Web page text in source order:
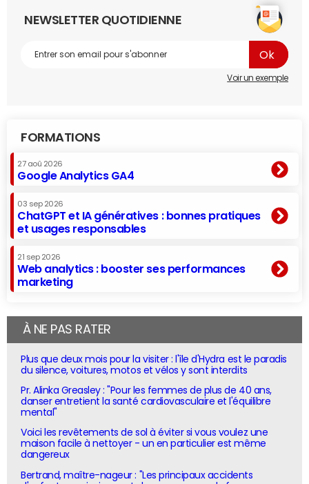
NEWSLETTER QUOTIDIENNE
Voir un exemple
FORMATIONS
27 aoû 2026
Google Analytics GA4
03 sep 2026
ChatGPT et IA génératives : bonnes pratiques
et usages responsables
21 sep 2026
Web analytics : booster ses performances
marketing
À NE PAS RATER
Plus que deux mois pour la visiter : l'île d'Hydra est le paradis
du silence, voitures, motos et vélos y sont interdits
Pr. Alinka Greasley : "Pour les femmes de plus de 40 ans,
danser entretient la santé cardiovasculaire et l'équilibre
mental"
Voici les revêtements de sol à éviter si vous voulez une
maison facile à nettoyer - un en particulier est même
dangereux
Bertrand, maître-nageur : "Les principaux accidents